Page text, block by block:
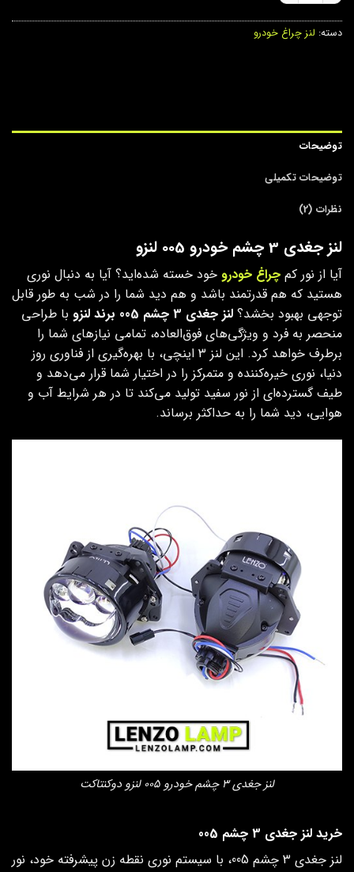
دسته: لنز چراغ خودرو
توضیحات
توضیحات تکمیلی
نظرات (2)
لنز جغدی 3 چشم خودرو 005 لنزو
آیا از نور کم چراغ‌ خودرو خود خسته شده‌اید؟ آیا به دنبال نوری
هستید که هم قدرتمند باشد و هم دید شما را در شب به طور قابل
توجهی بهبود بخشد؟ لنز جغدی 3 چشم 005 برند لنزو
با طراحی
منحصر به فرد و ویژگی‌های فوق‌العاده، تمامی نیازهای شما را
برطرف خواهد کرد. این لنز 3 اینچی، با بهره‌گیری از فناوری روز
دنیا، نوری خیره‌کننده و متمرکز را در اختیار شما قرار می‌دهد و
طیف گسترده‌ای از نور سفید تولید می‌کند تا در هر شرایط آب و
هوایی، دید شما را به حداکثر برساند.
لنز جغدی 3 چشم خودرو 005 لنزو دوکنتاکت
خرید لنز جغدی 3 چشم 005
لنز جغدی 3 چشم 005، با سیستم نوری نقطه‌ زن پیشرفته خود، نور